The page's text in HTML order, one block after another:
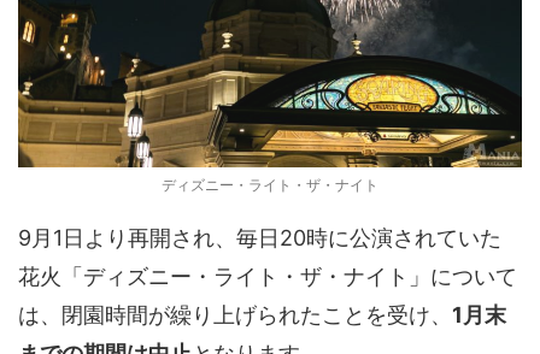
ディズニー・ライト・ザ・ナイト
9月1日より再開され、毎日20時に公演されていた
花火「ディズニー・ライト・ザ・ナイト」について
は、閉園時間が繰り上げられたことを受け、 1月末